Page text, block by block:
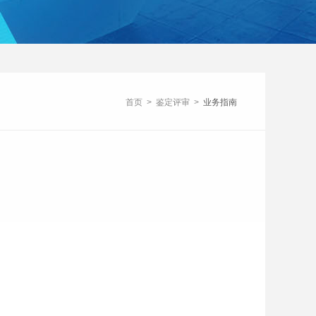
首页 > 鉴定评审 > 业务指南